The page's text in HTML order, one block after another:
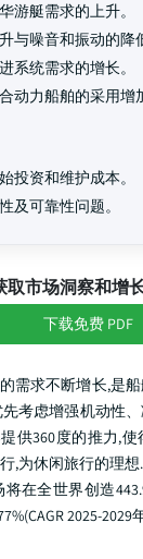
游艇需求的上升。
与噪音和振动的降
系统需求的增长。
动力船舶的采用增
投资和维护成本。
及可靠性问题。
取市场洞察和增
下载免费 PDF
需求不断增长,是
考虑增强机动性
供360度的推力,
,为休闲旅行的理
将在全世界创造
2025-